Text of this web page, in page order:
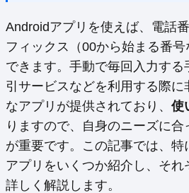
Androidアプリを使えば、電話
フィックス（00から始まる番
できます。手動で毎回入力する
引サービスなどを利用する際に
なアプリが提供されており、 使
りますので、自身のニーズに合
が重要です。この記事では、特
アプリをいくつか紹介し、それ
詳しく解説します。